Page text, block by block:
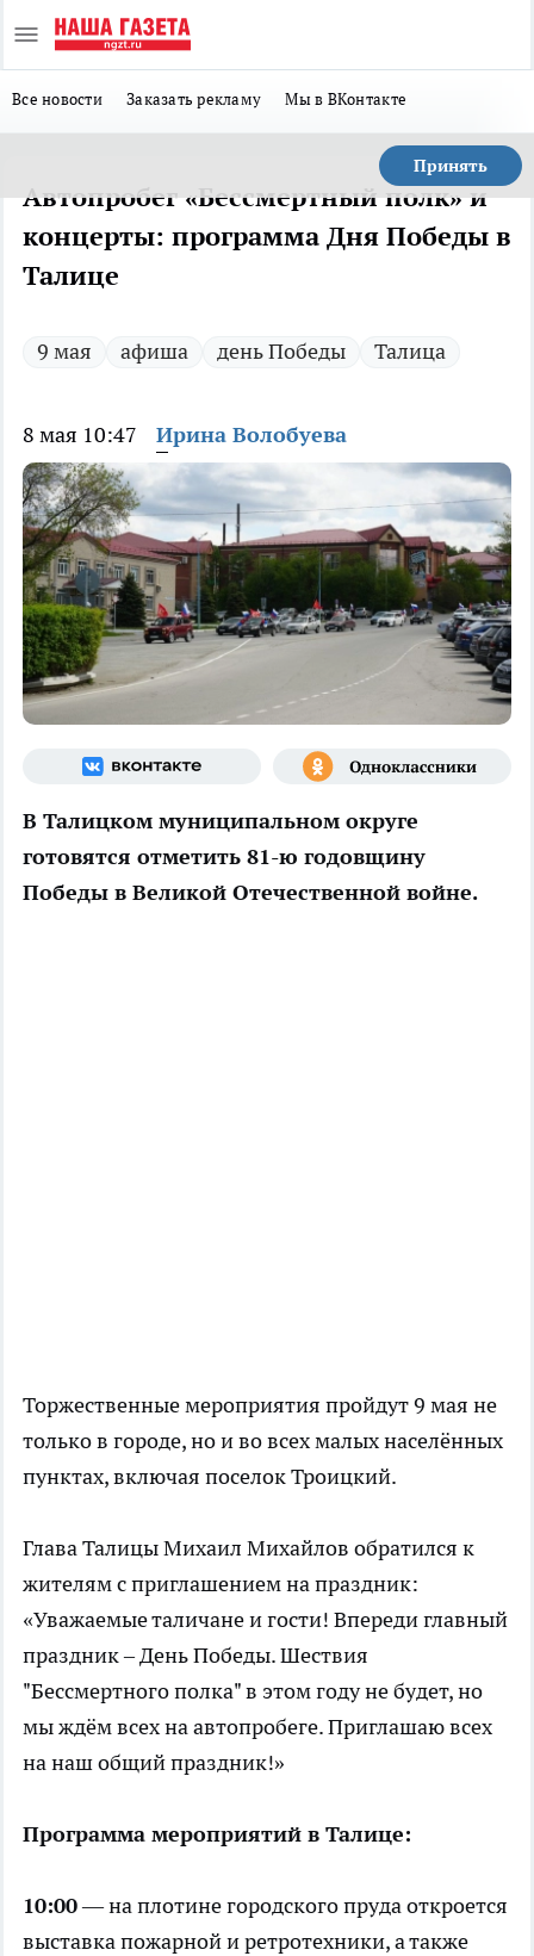
Все новости Заказать рекламу Мы в ВКонтакте
Принять
Автопробег «Бессмертный полк» и
концерты: программа Дня Победы в
Талице
9 мая афиша день Победы Талица
8 мая 10:47 Ирина Волобуева
В Талицком муниципальном округе
готовятся отметить 81-ю годовщину
Победы в Великой Отечественной войне.
Торжественные мероприятия пройдут 9 мая не
только в городе, но и во всех малых населённых
пунктах, включая поселок Троицкий.
Глава Талицы Михаил Михайлов обратился к
жителям с приглашением на праздник:
«Уважаемые таличане и гости! Впереди главный
праздник – День Победы. Шествия
"Бессмертного полка" в этом году не будет, но
мы ждём всех на автопробеге. Приглашаю всех
на наш общий праздник!»
Программа мероприятий в Талице:
10:00— на плотине городского пруда откроется
выставка пожарной и ретротехники, а также